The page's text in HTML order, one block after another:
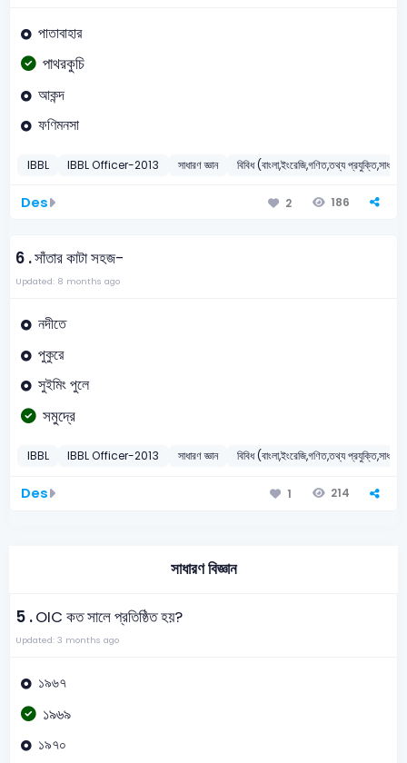
পাতাবাহার
পাথরকুচি
আকন্দ
ফণিমনসা
IBBL IBBL Officer-2013 সাধারণ জ্ঞান বিবিধ (বাংলা,ইংরেজি,গণিত,তথ্য প্রযুক্তি,সাধারণ
Des 2 186
6 .সাঁতার কাটা সহজ-
Updated: 8 months ago
নদীতে
পুকুরে
সুইমিং পুলে
সমুদ্রে
IBBL IBBL Officer-2013 সাধারণ জ্ঞান বিবিধ (বাংলা,ইংরেজি,গণিত,তথ্য প্রযুক্তি,সাধারণ
Des 1 214
সাধারণ বিজ্ঞান
5 .OIC কত সালে প্রতিষ্ঠিত হয়?
Updated: 3 months ago
১৯৬৭
১৯৬৯
১৯৭০